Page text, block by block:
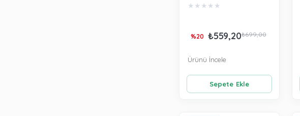
★ ★ ★ ★ ★
₺559,20₺699,00
%20
Sepete Ekle
Ürünü İncele